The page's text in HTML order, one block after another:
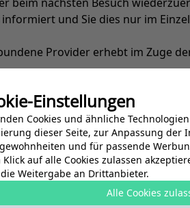
und Sie dies nur im
Provider erhebt im Zuge
Uhrzeit
Webseite verlassen)
verarbeitet oder mit
Einstellungen
Cookies und ähnliche
dieser Seite, zur Anpassung der
und für passende
auf alle Cookies zulassen
Weitergabe an Drittanbieter.
Alle Cookies